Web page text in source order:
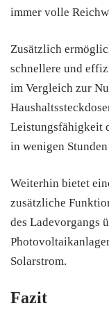
immer volle
Zusätzlich
schnellere und
im Vergleich zur
Leistungsfähigkeit
in wenigen
Weiterhin bietet
zusätzliche
des Ladevorgangs
Solarstrom.
Fazit